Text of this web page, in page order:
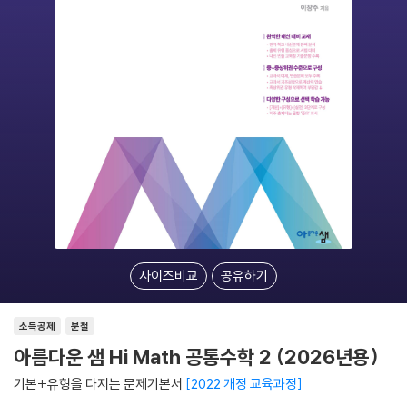
사이즈비교 공유하기
소득공제 분철
아름다운 샘 Hi Math 공통수학 2 (2026년용)
기본+유형을 다지는 문제기본서 2022 개정 교육과정